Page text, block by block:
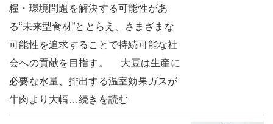
糧・環境問題を解決する可能性があ
る“未来型食材”ととらえ、さまざまな
可能性を追求することで持続可能な社
会への貢献を目指す。 大豆は生産に
必要な水量、排出する温室効果ガスが
牛肉より大幅…続きを読む